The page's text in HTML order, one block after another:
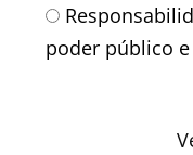
poder público